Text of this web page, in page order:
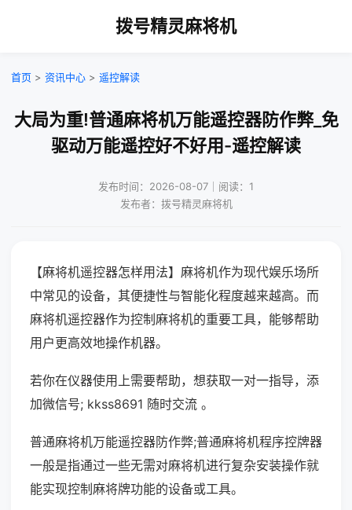
拨号精灵麻将机
首页 > 资讯中心 > 遥控解读
大局为重!普通麻将机万能遥控器防作弊_免
驱动万能遥控好不好用-遥控解读
发布时间：2026-08-07｜阅读：1
发布者：拨号精灵麻将机
【麻将机遥控器怎样用法】麻将机作为现代娱乐场所
中常见的设备，其便捷性与智能化程度越来越高。而
麻将机遥控器作为控制麻将机的重要工具，能够帮助
用户更高效地操作机器。
若你在仪器使用上需要帮助，想获取一对一指导，添
加微信号; kkss8691 随时交流 。
普通麻将机万能遥控器防作弊;普通麻将机程序控牌器
一般是指通过一些无需对麻将机进行复杂安装操作就
能实现控制麻将牌功能的设备或工具。